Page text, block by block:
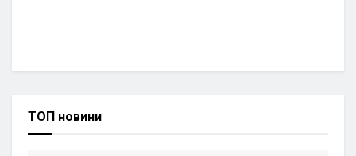
ТОП новини